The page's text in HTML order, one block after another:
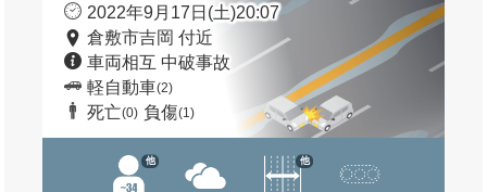
2022年9月17日(土)20:07
倉敷市吉岡 付近
車両相互 中破事故
軽自動車(2)
死亡(0) 負傷(1)
他 他